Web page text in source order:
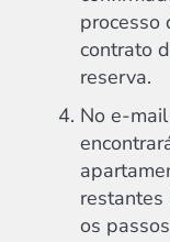
processo
contrato
reserva.
No e-
restantes
os